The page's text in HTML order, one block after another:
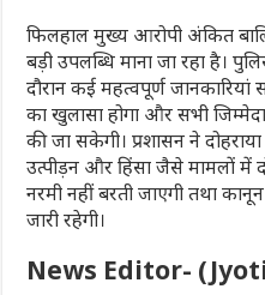
फिलहाल मुख्य आरोपी अंकित
बड़ी उपलब्धि माना जा रहा है।
दौरान कई महत्वपूर्ण
का खुलासा होगा और सभी
की जा सकेगी। प्रशासन ने
उत्पीड़न और हिंसा जैसे मामलों में
नरमी नहीं बरती जाएगी तथा
जारी रहेगी।
News Editor-